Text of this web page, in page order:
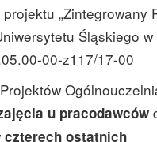
„Zintegrowany
Śląskiego w
00-z117/17-00
u pracodawców
czterech ostatnich